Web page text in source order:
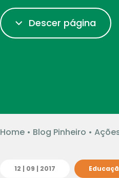
Descer página
Home• Blog Pinheiro •
12 | 09 | 2017